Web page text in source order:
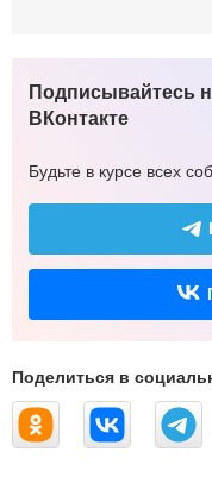
Подписывайтесь
ВКонтакте
Будьте в курсе всех
Поделиться в